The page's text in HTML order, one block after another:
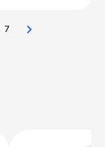
7